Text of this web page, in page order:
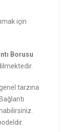
için
Borusu
tarzına